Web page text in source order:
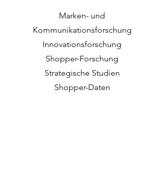
Marken- und
Kommunikationsforschung
Innovationsforschung
Shopper-Forschung
Strategische Studien
Shopper-Daten